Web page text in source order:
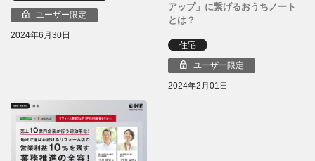
ユーザー限定
2024年6月30日
アップ」に繋げるおうちノート
とは？
住宅
ユーザー限定
2024年2月01日